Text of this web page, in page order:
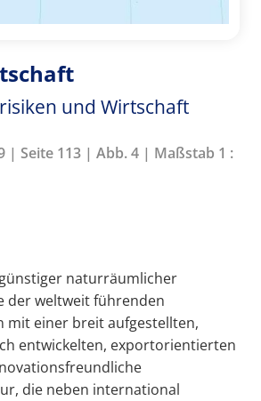
und Wirtschaft
| Seite 113 | Abb. 4 | Maßstab 1 :
naturräumlicher
der weltweit führenden
mit einer breit aufgestellten,
entwickelten, exportorientierten
die neben international